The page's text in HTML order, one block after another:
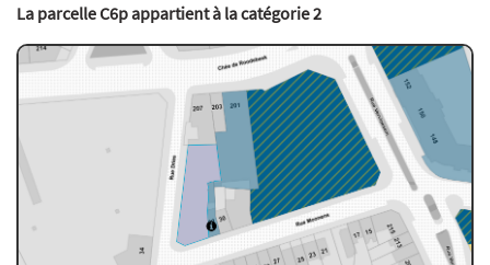
La parcelle C6p appartient à la catégorie 2